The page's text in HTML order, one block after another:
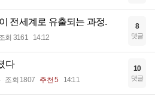
전세계로 유출되는 과정.
회 3161 14:12
8
댓글
다
조회 1807 추천 5 14:11
10
댓글